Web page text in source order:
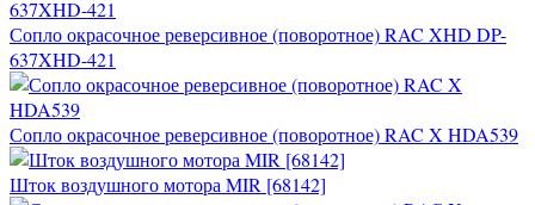
Сопло окрасочное реверсивное (поворотное) RAC XHD DP-
637XHD-421
Сопло окрасочное реверсивное (поворотное) RAC X HDA539
Шток воздушного мотора MIR [68142]